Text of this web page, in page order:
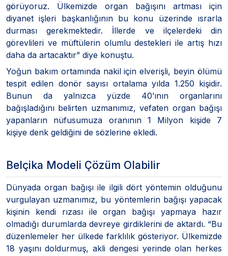
görüyoruz. Ülkemizde organ bağışını artması için
diyanet işleri başkanlığının bu konu üzerinde ısrarla
durması gerekmektedir. İllerde ve ilçelerdeki din
görevlileri ve müftülerin olumlu destekleri ile artış hızı
daha da artacaktır” diye konuştu.
Yoğun bakım ortamında nakil için elverişli, beyin ölümü
tespit edilen donör sayısı ortalama yılda 1.250 kişidir.
Bunun da yalnızca yüzde 40’ının organlarını
bağışladığını belirten uzmanımız, vefaten organ bağışı
yapanların nüfusumuza oranının 1 Milyon kişide 7
kişiye denk geldiğini de sözlerine ekledi.
Belçika Modeli Çözüm Olabilir
Dünyada organ bağışı ile ilgili dört yöntemin olduğunu
vurgulayan uzmanımız, bu yöntemlerin bağışı yapacak
kişinin kendi rızası ile organ bağışı yapmaya hazır
olmadığı durumlarda devreye girdiklerini de aktardı. “Bu
düzenlemeler her ülkede farklılık gösteriyor. Ülkemizde
18 yaşını doldurmuş, akli dengesi yerinde olan herkes